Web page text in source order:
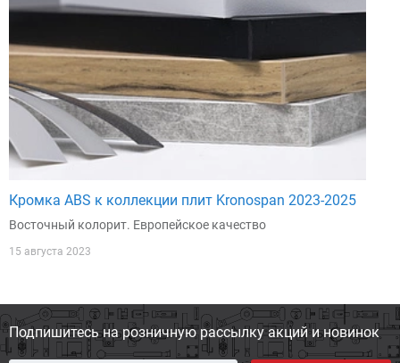
Кромка ABS к коллекции плит Kronospan 2023-2025
Восточный колорит. Европейское качество
15 августа 2023
Подпишитесь на розничную рассылку акций и новинок